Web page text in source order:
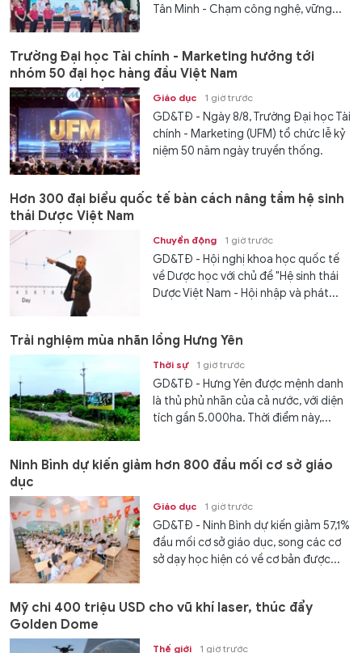
Tân Minh - Chạm công nghệ, vững...
Trường Đại học Tài chính - Marketing hướng tới
nhóm 50 đại học hàng đầu Việt Nam
Giáo dục 1 giờ trước
GD&TĐ - Ngày 8/8, Trường Đại học Tài
chính - Marketing (UFM) tổ chức lễ kỷ
niệm 50 năm ngày truyền thống.
Hơn 300 đại biểu quốc tế bàn cách nâng tầm hệ sinh
thái Dược Việt Nam
Chuyển động 1 giờ trước
GD&TĐ - Hội nghị khoa học quốc tế
về Dược học với chủ đề "Hệ sinh thái
Dược Việt Nam - Hội nhập và phát...
Trải nghiệm mùa nhãn lồng Hưng Yên
Thời sự 1 giờ trước
GD&TĐ - Hưng Yên được mệnh danh
là thủ phủ nhãn của cả nước, với diện
tích gần 5.000ha. Thời điểm này,...
Ninh Bình dự kiến giảm hơn 800 đầu mối cơ sở giáo
dục
Giáo dục 1 giờ trước
GD&TĐ - Ninh Bình dự kiến giảm 57,1%
đầu mối cơ sở giáo dục, song các cơ
sở dạy học hiện có về cơ bản được...
Mỹ chi 400 triệu USD cho vũ khí laser, thúc đẩy
Golden Dome
Thế giới 1 giờ trước